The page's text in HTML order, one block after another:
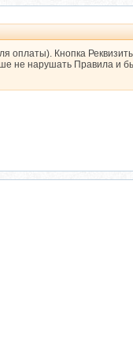
оплаты). Кнопка
не нарушать Правила и